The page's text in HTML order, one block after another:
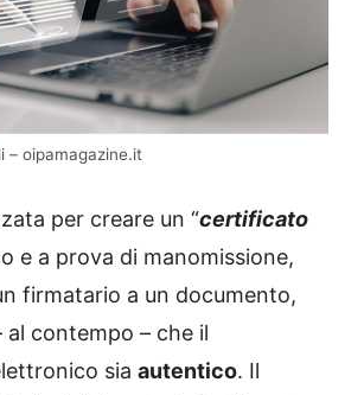
– oipamagazine.it
per creare un “certificato
e a prova di manomissione,
firmatario a un documento,
al contempo – che il
sia autentico. Il